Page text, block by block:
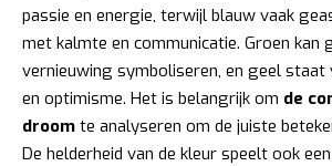
passie en energie, terwijl blauw vaak
met kalmte en communicatie. Groen kan
vernieuwing symboliseren, en geel staat
en optimisme. Het is belangrijk om de
droom te analyseren om de juiste
De helderheid van de kleur speelt ook